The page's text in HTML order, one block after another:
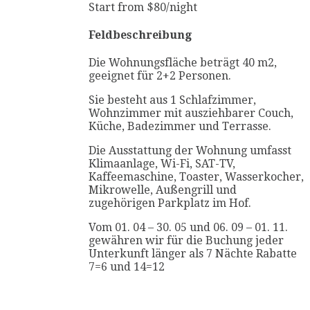
Start from $80/night
Feldbeschreibung
Die Wohnungsfläche beträgt 40 m2,
geeignet für 2+2 Personen.
Sie besteht aus 1 Schlafzimmer,
Wohnzimmer mit ausziehbarer Couch,
Küche, Badezimmer und Terrasse.
Die Ausstattung der Wohnung umfasst
Klimaanlage, Wi-Fi, SAT-TV,
Kaffeemaschine, Toaster, Wasserkocher,
Mikrowelle, Außengrill und
zugehörigen Parkplatz im Hof.
Vom 01. 04 – 30. 05 und 06. 09 – 01. 11.
gewähren wir für die Buchung jeder
Unterkunft länger als 7 Nächte Rabatte
7=6 und 14=12